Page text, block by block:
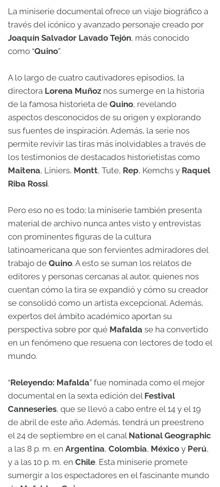
La miniserie documental ofrece un viaje biográfico a
través del icónico y avanzado personaje creado por
Joaquín Salvador Lavado Tejón, más conocido
como “Quino”.
A lo largo de cuatro cautivadores episodios, la
directora Lorena Muñoz nos sumerge en la historia
de la famosa historieta de Quino, revelando
aspectos desconocidos de su origen y explorando
sus fuentes de inspiración. Además, la serie nos
permite revivir las tiras más inolvidables a través de
los testimonios de destacados historietistas como
Maitena, Liniers, Montt, Tute, Rep, Kemchs y Raquel
Riba Rossi.
Pero eso no es todo; la miniserie también presenta
material de archivo nunca antes visto y entrevistas
con prominentes figuras de la cultura
latinoamericana que son fervientes admiradores del
trabajo de Quino. A esto se suman los relatos de
editores y personas cercanas al autor, quienes nos
cuentan cómo la tira se expandió y cómo su creador
se consolidó como un artista excepcional. Además,
expertos del ámbito académico aportan su
perspectiva sobre por qué Mafalda se ha convertido
en un fenómeno que resuena con lectores de todo el
mundo.
“Releyendo: Mafalda” fue nominada como el mejor
documental en la sexta edición del Festival
Canneseries, que se llevó a cabo entre el 14 y el 19
de abril de este año. Además, tendrá un preestreno
el 24 de septiembre en el canal National Geographic
a las 8 p. m. en Argentina, Colombia, México y Perú,
y a las 10 p. m. en Chile. Esta miniserie promete
sumergir a los espectadores en el fascinante mundo